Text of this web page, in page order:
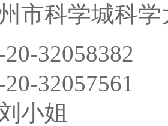
市科学城科
20-32058382
20-32057561
小姐